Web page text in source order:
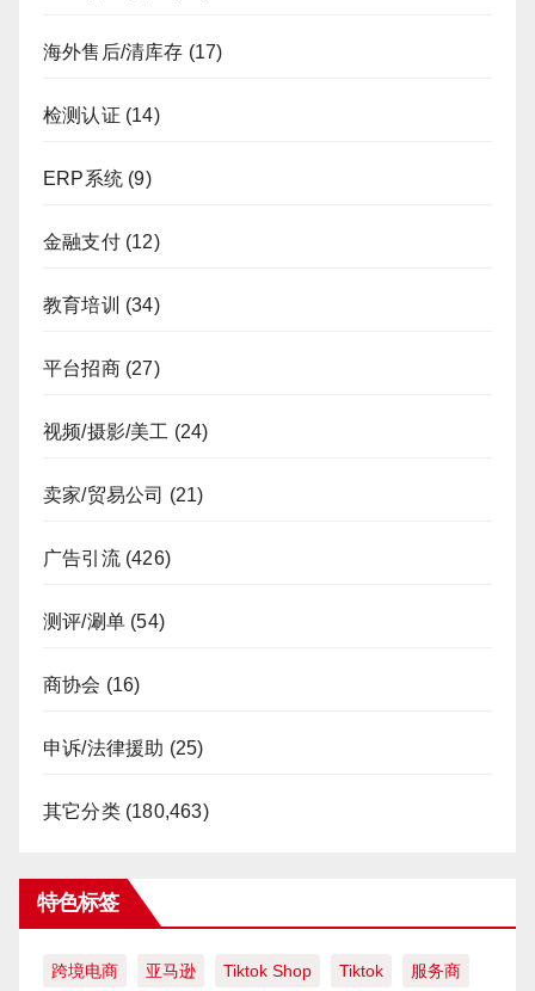
海外售后/清库存 (17)
检测认证 (14)
ERP系统 (9)
金融支付(12)
教育培训 (34)
平台招商(27)
视频/摄影/美工 (24)
卖家/贸易公司 (21)
广告引流(426)
测评/涮单 (54)
商协会 (16)
申诉/法律援助 (25)
其它分类(180,463)
特色标签
跨境电商 亚马逊 Tiktok Shop Tiktok 服务商